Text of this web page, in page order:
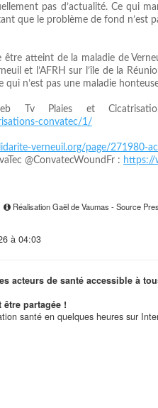
pas d’actualité. Ce qui
que le problème de fond n’est
atteint de la maladie de
et l’AFRH sur l’île de la
n’est pas une maladie
Tv Plaies et
convatec/1/
verneuil.org/page/271980-
@ConvatecWoundFr : https://
Réalisation Gaël de Vaumas - Source
à 04:03
acteurs de santé accessible à
partagée !
santé en quelques heures sur